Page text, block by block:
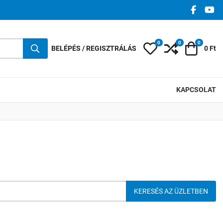
BELÉPÉS / REGISZTRÁLÁS Kedvencek
0 0 Kosár
0
0 Ft
KAPCSOLAT